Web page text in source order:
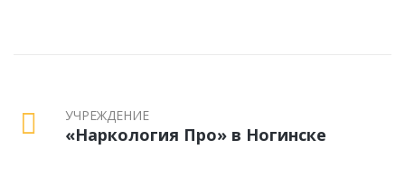
УЧРЕЖДЕНИЕ
«Наркология Про» в Ногинске